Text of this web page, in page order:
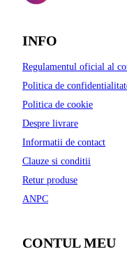
INFO
Regulamentul oficial al
Politica de
Politica de cookie
Despre livrare
Informatii de contact
Clauze si conditii
Retur produse
ANPC
CONTUL MEU